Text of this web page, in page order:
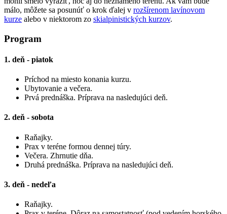
málo, môžete sa posunúť o krok ďalej v rozšírenom lavínovom
kurze alebo v niektorom zo skialpinistických kurzov.
Program
1. deň - piatok
Príchod na miesto konania kurzu.
Ubytovanie a večera.
Prvá prednáška. Príprava na nasledujúci deň.
2. deň - sobota
Raňajky.
Prax v teréne formou dennej túry.
Večera. Zhrnutie dňa.
Druhá prednáška. Príprava na nasledujúci deň.
3. deň - nedeľa
Raňajky.